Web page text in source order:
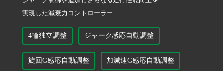
実現した減衰力コントローラー
4輪独立調整 ジャーク感応自動調整
旋回G感応自動調整 加減速G感応自動調整